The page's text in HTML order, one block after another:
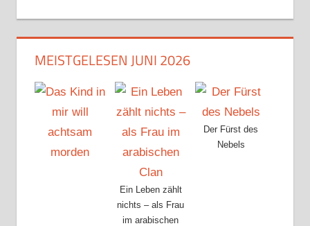
MEISTGELESEN JUNI 2026
Ein Leben zählt
nichts – als Frau
im arabischen
Der Fürst des
Nebels